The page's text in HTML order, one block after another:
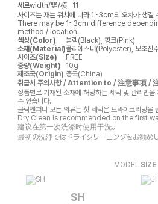
세로width/竖/横
11
사이즈는 재는 위치에 따라 1~3cm의 오차가 생길
There may be 1~3cm difference
method / location.
색상(Color)
블랙(Black), 핑크(Pink)
소재(Material)폴리에스터(Polyester), 모조
사이즈(Size)
FREE
중량(Weight)
10g
제조국(Origin) 중국(China)
취급시 주의사항 / Attention to / 注意事项 /
상품별로 기재된 소재에 해당하는 세탁 및 관리법
수 있습니다.
클릭앤퍼니 모든 의류는 첫 세탁은 드라이크리닝을
Dry Clean is recommended on the first
建议在第一次洗涤时使用干洗。
最初の洗浄ではドライクリーニングをお勧めし
MODEL SIZE
SH